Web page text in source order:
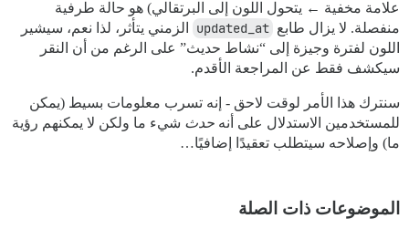
علامة مخفية ← يتحول اللون إلى البرتقالي) هو حالة طرفية
منفصلة. لا يزال طابع updated_at
الزمني يتأثر، لذا نعم، سيشير
اللون لفترة وجيزة إلى “نشاط حديث” على الرغم من أن النقر
سيكشف فقط عن المراجعة الأقدم.
سنترك هذا الأمر لوقت لاحق - إنه تسرب معلومات بسيط (يمكن
للمستخدمين الاستدلال على أنه حدث شيء ما ولكن لا يمكنهم رؤية
ما) وإصلاحه سيتطلب تعقيدًا إضافيًا…
الموضوعات ذات الصلة